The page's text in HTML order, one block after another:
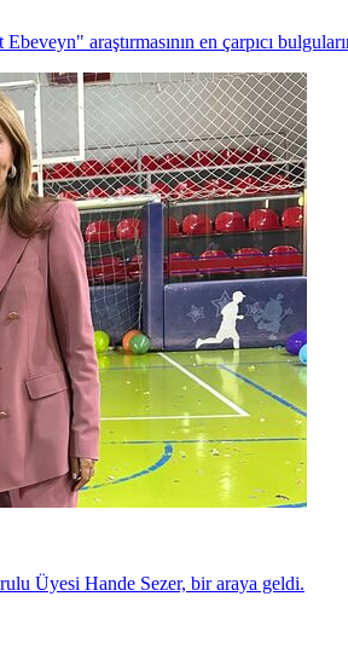
araştırmasının en çarpıcı
Üyesi Hande Sezer, bir araya geldi.